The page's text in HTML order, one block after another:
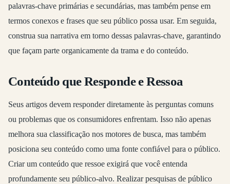
palavras-chave primárias e secundárias, mas também pense em
termos conexos e frases que seu público possa usar. Em seguida,
construa sua narrativa em torno dessas palavras-chave, garantindo
que façam parte organicamente da trama e do conteúdo.
Conteúdo que Responde e Ressoa
Seus artigos devem responder diretamente às perguntas comuns
ou problemas que os consumidores enfrentam. Isso não apenas
melhora sua classificação nos motores de busca, mas também
posiciona seu conteúdo como uma fonte confiável para o público.
Criar um conteúdo que ressoe exigirá que você entenda
profundamente seu público-alvo. Realizar pesquisas de público